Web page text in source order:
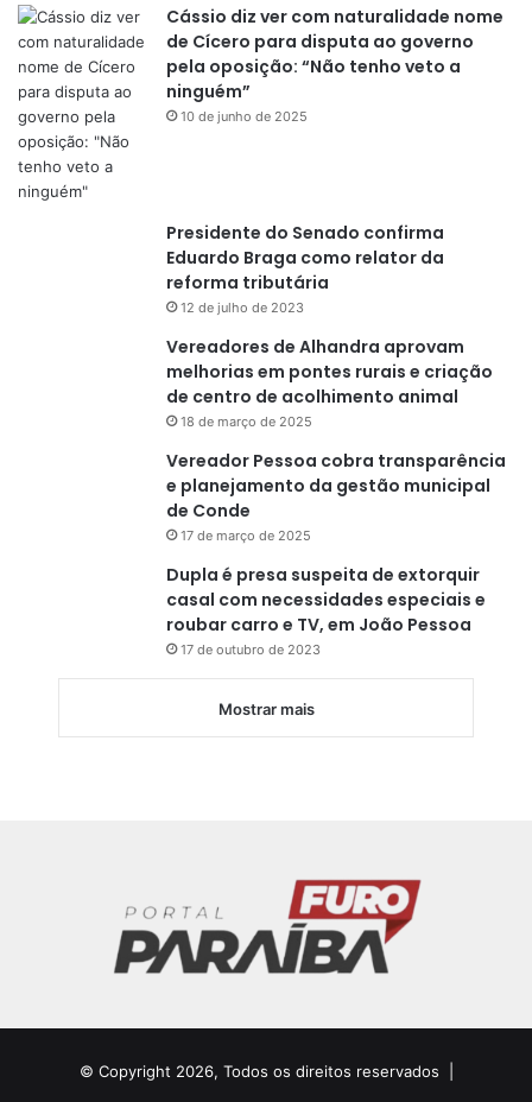
Cássio diz ver com naturalidade nome
de Cícero para disputa ao governo
pela oposição: “Não tenho veto a
ninguém”
10 de junho de 2025
Presidente do Senado confirma
Eduardo Braga como relator da
reforma tributária
12 de julho de 2023
Vereadores de Alhandra aprovam
melhorias em pontes rurais e criação
de centro de acolhimento animal
18 de março de 2025
Vereador Pessoa cobra transparência
e planejamento da gestão municipal
de Conde
17 de março de 2025
Dupla é presa suspeita de extorquir
casal com necessidades especiais e
roubar carro e TV, em João Pessoa
17 de outubro de 2023
Mostrar mais
© Copyright 2026, Todos os direitos reservados |